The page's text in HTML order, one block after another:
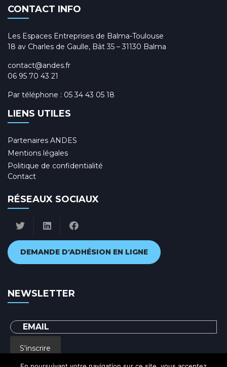
CONTACT INFO
Les Espaces Entreprises de Balma-Toulouse
18 av Charles de Gaulle, Bât 35 – 31130 Balma
contact@andes.fr
06 95 70 43 21
Par téléphone : 05 34 43 05 18
LIENS UTILES
Partenaires ANDES
Mentions légales
Politique de confidentialité
Contact
RÉSEAUX SOCIAUX
DEMANDE D'ADHÉSION EN LIGNE
NEWSLETTER
S'inscrire